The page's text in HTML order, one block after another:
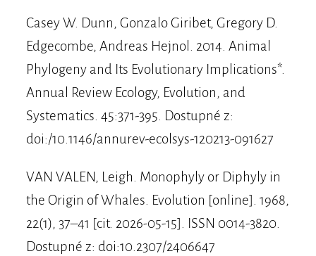
Casey W. Dunn, Gonzalo Giribet, Gregory D.
Edgecombe, Andreas Hejnol. 2014. Animal
Phylogeny and Its Evolutionary Implications*.
Annual Review Ecology, Evolution, and
Systematics. 45:371-395. Dostupné z:
doi:/10.1146/annurev-ecolsys-120213-091627
VAN VALEN, Leigh. Monophyly or Diphyly in
the Origin of Whales. Evolution [online]. 1968,
22(1), 37–41 [cit. 2026-05-15]. ISSN 0014-3820.
Dostupné z: doi:10.2307/2406647